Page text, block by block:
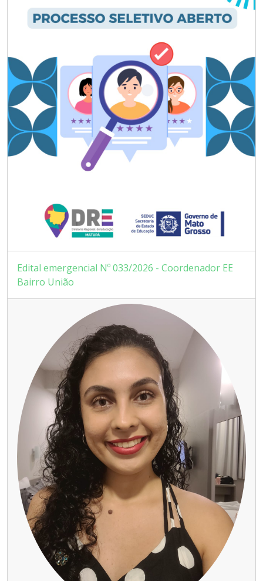
Edital emergencial Nº 033/2026 - Coordenador EE
Bairro União